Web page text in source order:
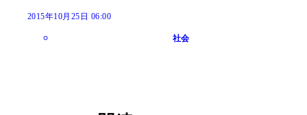
2015年10月25日 06:00
社会